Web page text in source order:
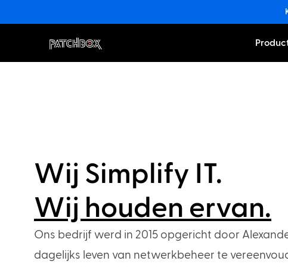
Wij Simplify IT.
Wij houden ervan.
Ons bedrijf werd in 2015 opgericht door
dagelijks leven van netwerkbeheer te